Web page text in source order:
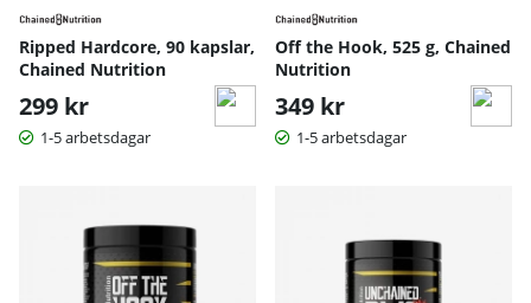
Ripped Hardcore, 90 kapslar,
Chained Nutrition
299 kr
1-5 arbetsdagar
Off the Hook, 525 g, Chained
Nutrition
349 kr
1-5 arbetsdagar